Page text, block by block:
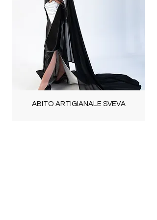
Prodotti unici
, fatti a mano da Maria
Giovanna Barrano, non replicabili.
Made in Italy:
realizzati in Sicilia con
manifattura artigianale.
forniti tutti i dettagli relativi al paese
Per ulteriori informazioni, accedere a
questo link.
Garantiamo un servizio di reso
entro 14 giorni dalla consegna
dell'ordine.Per maggiori informazioni,
accedere a questo link.
ABITO ARTIGIANALE SVEVA